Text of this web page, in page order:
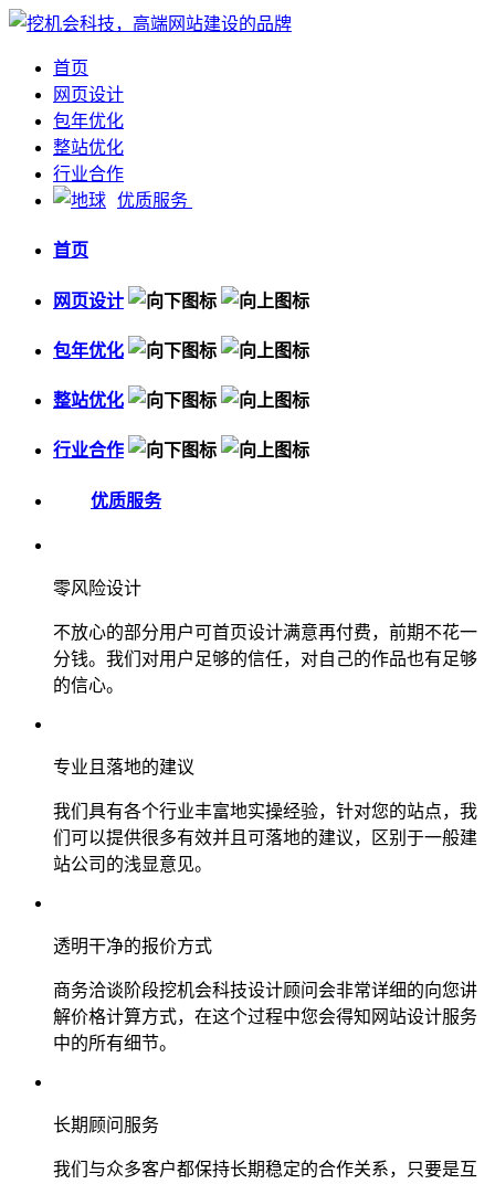
首页
网页设计
包年优化
整站优化
行业合作
优质服务
首页
网页设计
包年优化
整站优化
行业合作
优质服务
零风险设计
不放心的部分用户可首页设计满意再付费，前期不花一
分钱。我们对用户足够的信任，对自己的作品也有足够
的信心。
专业且落地的建议
我们具有各个行业丰富地实操经验，针对您的站点，我
们可以提供很多有效并且可落地的建议，区别于一般建
站公司的浅显意见。
透明干净的报价方式
商务洽谈阶段挖机会科技设计顾问会非常详细的向您讲
解价格计算方式，在这个过程中您会得知网站设计服务
中的所有细节。
长期顾问服务
我们与众多客户都保持长期稳定的合作关系，只要是互